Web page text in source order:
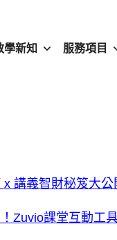
學新知 服務項目
講義智財秘笈大公
Zuvio課堂互動工